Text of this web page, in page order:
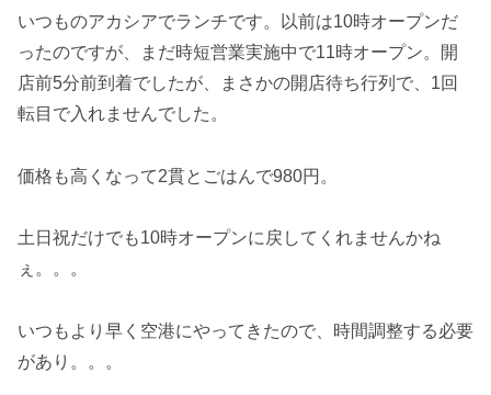
いつものアカシアでランチです。以前は10時オープンだ
ったのですが、まだ時短営業実施中で11時オープン。開
店前5分前到着でしたが、まさかの開店待ち行列で、1回
転目で入れませんでした。
価格も高くなって2貫とごはんで980円。
土日祝だけでも10時オープンに戻してくれませんかね
ぇ。。。
いつもより早く空港にやってきたので、時間調整する必要
があり。。。